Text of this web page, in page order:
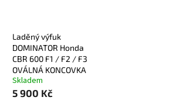
Laděný výfuk
DOMINATOR Honda
CBR 600 F1 / F2 / F3
OVÁLNÁ KONCOVKA
Skladem
5 900 Kč